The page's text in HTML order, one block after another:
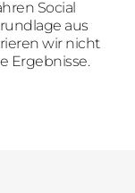
Social
aus
wir nicht
Ergebnisse.
Social
aus
wir nicht
Ergebnisse.
und
Ideen
Social